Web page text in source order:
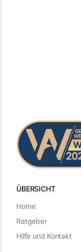
ÜBERSICHT
Home
Ratgeber
Hilfe und Kontakt